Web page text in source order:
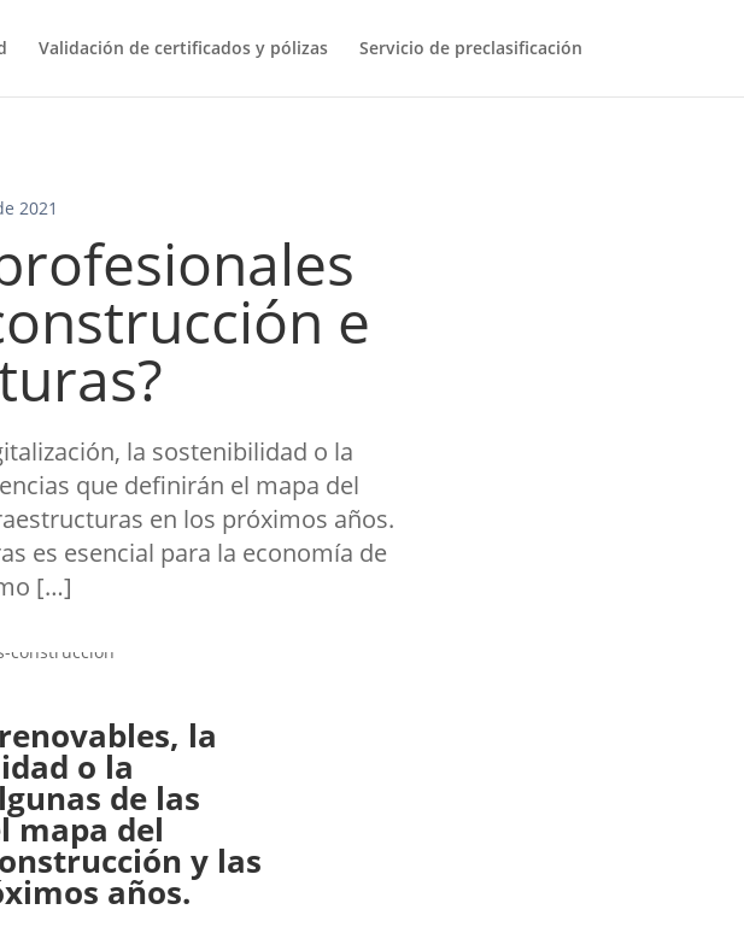
Validación de certificados y pólizas Servicio de preclasificación
2021
e
la sostenibilidad o la
que definirán el mapa del
en los próximos años.
es esencial para la economía de
[…]
la
o la
de las
mapa del
y las
años.